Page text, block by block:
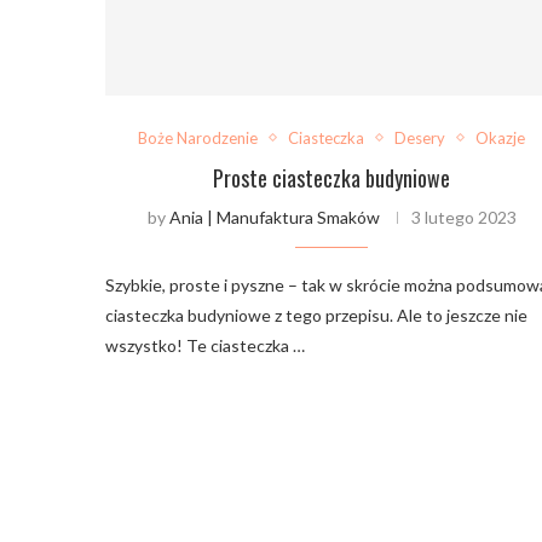
Boże Narodzenie Ciasteczka Desery Okazje
Proste ciasteczka budyniowe
byAnia | Manufaktura Smaków 3 lutego 2023
Szybkie, proste i pyszne – tak w skrócie można
ciasteczka budyniowe z tego przepisu. Ale to jeszcze nie
wszystko! Te ciasteczka …